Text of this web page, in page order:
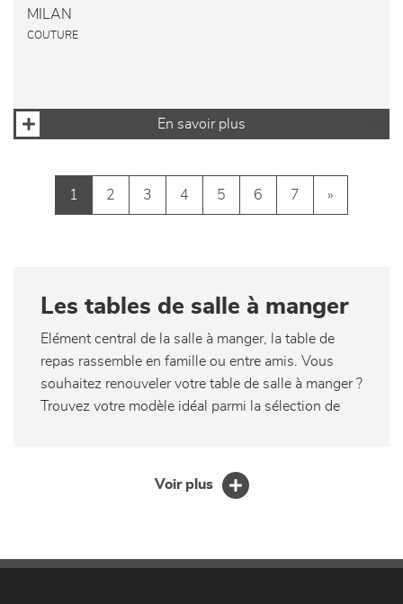
MILAN
COUTURE
En savoir plus
1 2 3 4 5 6 7 »
Les tables de salle à manger
Elément central de la salle à manger, la table de
repas rassemble en famille ou entre amis. Vous
souhaitez renouveler votre table de salle à manger ?
Trouvez votre modèle idéal parmi la sélection de
carrée ou rectangulaire, extensible ou non, au
design contemporain ou plus classique, plateau en
tous les intérieurs !
Voir plus